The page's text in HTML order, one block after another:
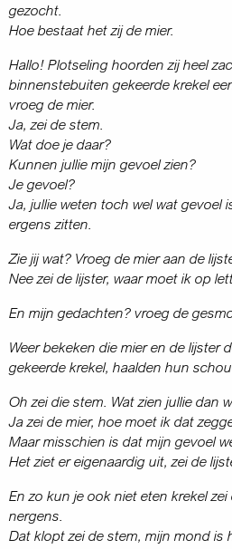
gezocht.
Hoe bestaat het zij de mier.
Hallo! Plotseling hoorden zij heel
binnenstebuiten gekeerde krekel
vroeg de mier.
Ja, zei de stem.
Wat doe je daar?
Kunnen jullie mijn gevoel zien?
Je gevoel?
Ja, jullie weten toch wel wat
ergens zitten.
Zie jij wat? Vroeg de mier aan de
Nee zei de lijster, waar moet ik op
En mijn gedachten? vroeg de
Weer bekeken die mier en de lijster
gekeerde krekel, haalden hun
Oh zei die stem. Wat zien jullie dan
Ja zei de mier, hoe moet ik dat
Maar misschien is dat mijn gevoel
Het ziet er eigenaardig uit, zei de
En zo kun je ook niet eten krekel zei
nergens.
Dat klopt zei de stem, mijn mond is